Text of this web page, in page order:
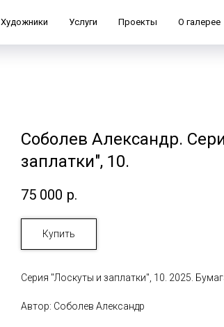
Художники Услуги Проекты О галерее
Соболев Александр.
заплатки", 10.
75 000 р.
Купить
Серия "Лоскуты и заплатки", 10. 2025.
Автор: Соболев Александр